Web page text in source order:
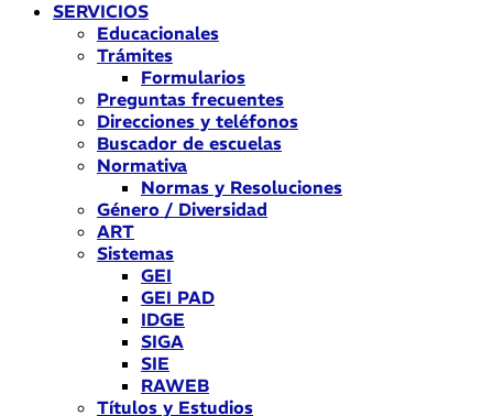
SERVICIOS
Educacionales
Trámites
Formularios
Preguntas frecuentes
Direcciones y teléfonos
Buscador de escuelas
Normativa
Normas y Resoluciones
Género / Diversidad
ART
Sistemas
GEI
GEI PAD
IDGE
SIGA
SIE
RAWEB
Títulos y Estudios